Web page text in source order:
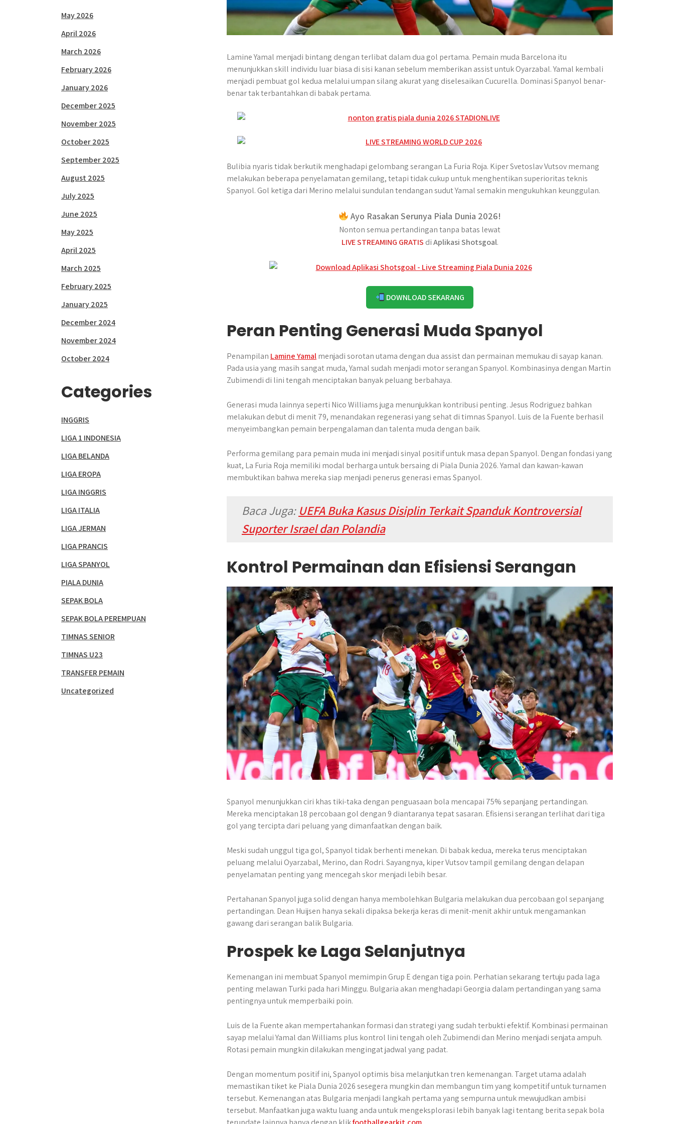
Lamine Yamal menjadi bintang dengan terlibat dalam dua gol pertama. Pemain muda Barcelona itu
menunjukkan skill individu luar biasa di sisi kanan sebelum memberikan assist untuk Oyarzabal. Yamal kembali
menjadi pembuat gol kedua melalui umpan silang akurat yang diselesaikan Cucurella. Dominasi Spanyol benar-
benar tak terbantahkan di babak pertama.
Bulibia nyaris tidak berkutik menghadapi gelombang serangan La Furia Roja. Kiper Svetoslav Vutsov memang
melakukan beberapa penyelamatan gemilang, tetapi tidak cukup untuk menghentikan superioritas teknis
Spanyol. Gol ketiga dari Merino melalui sundulan tendangan sudut Yamal semakin mengukuhkan keunggulan.
Ayo Rasakan Serunya Piala Dunia 2026!
Nonton semua pertandingan tanpa batas lewat
LIVE STREAMING GRATIS diAplikasi Shotsgoal.
DOWNLOAD SEKARANG
Peran Penting Generasi Muda Spanyol
Penampilan Lamine Yamalmenjadi sorotan utama dengan dua assist dan permainan memukau di sayap kanan.
Pada usia yang masih sangat muda, Yamal sudah menjadi motor serangan Spanyol. Kombinasinya dengan Martin
Zubimendi di lini tengah menciptakan banyak peluang berbahaya.
Generasi muda lainnya seperti Nico Williams juga menunjukkan kontribusi penting. Jesus Rodriguez bahkan
melakukan debut di menit 79, menandakan regenerasi yang sehat di timnas Spanyol. Luis de la Fuente berhasil
menyeimbangkan pemain berpengalaman dan talenta muda dengan baik.
Performa gemilang para pemain muda ini menjadi sinyal positif untuk masa depan Spanyol. Dengan fondasi yang
kuat, La Furia Roja memiliki modal berharga untuk bersaing di Piala Dunia 2026. Yamal dan kawan-kawan
membuktikan bahwa mereka siap menjadi penerus generasi emas Spanyol.
Baca Juga: UEFA Buka Kasus Disiplin Terkait Spanduk Kontroversial
Suporter Israel dan Polandia
Kontrol Permainan dan Efisiensi Serangan
Spanyol menunjukkan ciri khas tiki-taka dengan penguasaan bola mencapai 75% sepanjang pertandingan.
Mereka menciptakan 18 percobaan gol dengan 9 diantaranya tepat sasaran. Efisiensi serangan terlihat dari tiga
gol yang tercipta dari peluang yang dimanfaatkan dengan baik.
Meski sudah unggul tiga gol, Spanyol tidak berhenti menekan. Di babak kedua, mereka terus menciptakan
peluang melalui Oyarzabal, Merino, dan Rodri. Sayangnya, kiper Vutsov tampil gemilang dengan delapan
penyelamatan penting yang mencegah skor menjadi lebih besar.
Pertahanan Spanyol juga solid dengan hanya membolehkan Bulgaria melakukan dua percobaan gol sepanjang
pertandingan. Dean Huijsen hanya sekali dipaksa bekerja keras di menit-menit akhir untuk mengamankan
gawang dari serangan balik Bulgaria.
Prospek ke Laga Selanjutnya
Kemenangan ini membuat Spanyol memimpin Grup E dengan tiga poin. Perhatian sekarang tertuju pada laga
penting melawan Turki pada hari Minggu. Bulgaria akan menghadapi Georgia dalam pertandingan yang sama
pentingnya untuk memperbaiki poin.
Luis de la Fuente akan mempertahankan formasi dan strategi yang sudah terbukti efektif. Kombinasi permainan
sayap melalui Yamal dan Williams plus kontrol lini tengah oleh Zubimendi dan Merino menjadi senjata ampuh.
Rotasi pemain mungkin dilakukan mengingat jadwal yang padat.
Dengan momentum positif ini, Spanyol optimis bisa melanjutkan tren kemenangan. Target utama adalah
memastikan tiket ke Piala Dunia 2026 sesegera mungkin dan membangun tim yang kompetitif untuk turnamen
tersebut. Kemenangan atas Bulgaria menjadi langkah pertama yang sempurna untuk mewujudkan ambisi
tersebut. Manfaatkan juga waktu luang anda untuk mengeksplorasi lebih banyak lagi tentang berita sepak bola
May 2026
April 2026
March 2026
February 2026
January 2026
December 2025
November 2025
October 2025
September 2025
August 2025
July 2025
June 2025
May 2025
April 2025
March 2025
February 2025
January 2025
December 2024
November 2024
October 2024
Categories
INGGRIS
LIGA 1 INDONESIA
LIGA BELANDA
LIGA EROPA
LIGA INGGRIS
LIGA ITALIA
LIGA JERMAN
LIGA PRANCIS
LIGA SPANYOL
PIALA DUNIA
SEPAK BOLA
SEPAK BOLA PEREMPUAN
TIMNAS SENIOR
TIMNAS U23
TRANSFER PEMAIN
Uncategorized